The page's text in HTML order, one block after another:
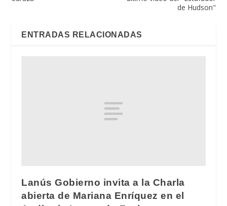
de Hudson"
ENTRADAS RELACIONADAS
Lanús Gobierno invita a la Charla
abierta de Mariana Enríquez en el